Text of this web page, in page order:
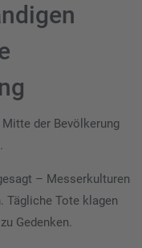
der Bevölkerung
– Messerkulturen
Tägliche Tote klagen
Gedenken.